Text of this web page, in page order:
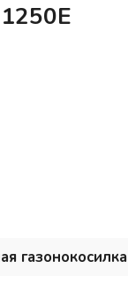
газонокосилка